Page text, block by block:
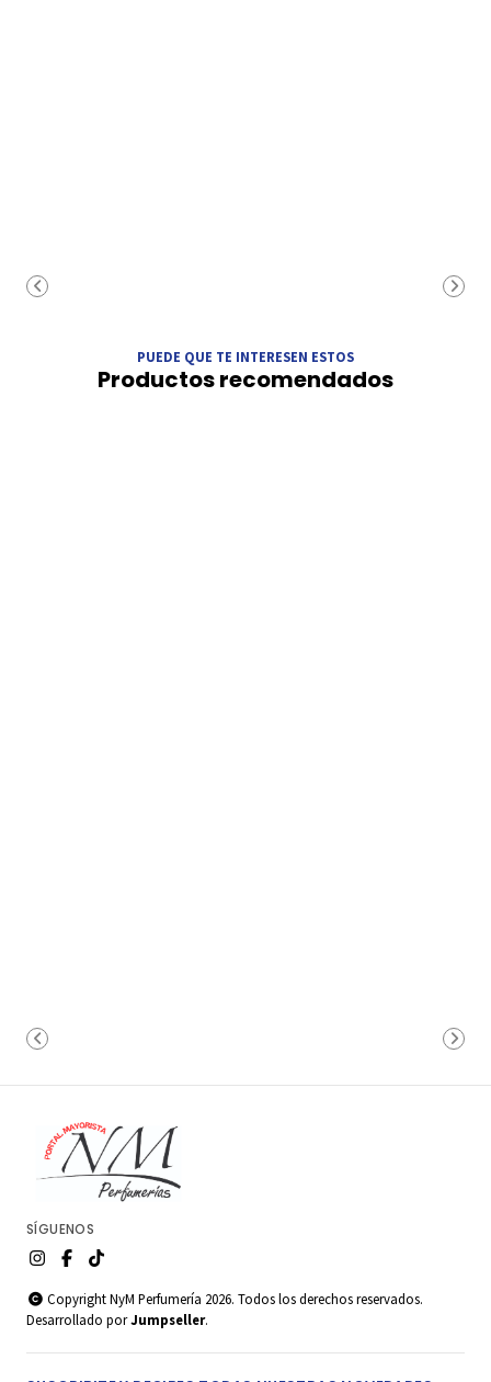
PUEDE QUE TE INTERESEN ESTOS
Productos recomendados
SÍGUENOS
Copyright NyM Perfumería 2026. Todos los derechos reservados.
Desarrollado porJumpseller.